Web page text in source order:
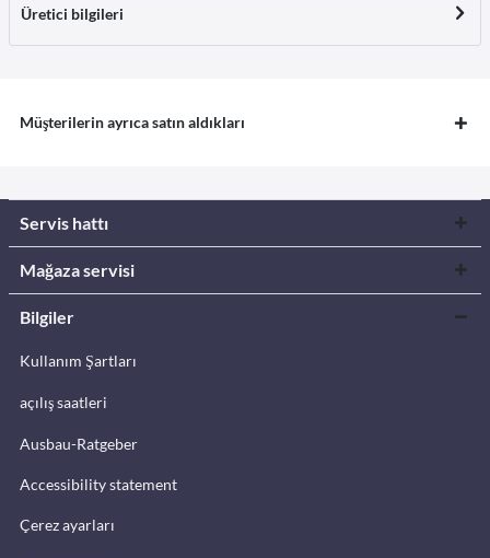
Üretici bilgileri
Müşterilerin ayrıca satın aldıkları
Servis hattı
Mağaza servisi
Bilgiler
Kullanım Şartları
açılış saatleri
Ausbau-Ratgeber
Accessibility statement
Çerez ayarları